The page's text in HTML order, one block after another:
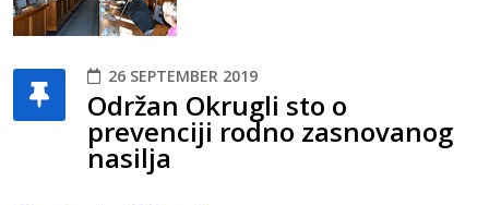
26 SEPTEMBER 2019
Održan Okrugli sto o
prevenciji rodno zasnovanog
nasilja